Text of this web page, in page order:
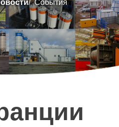
/ События